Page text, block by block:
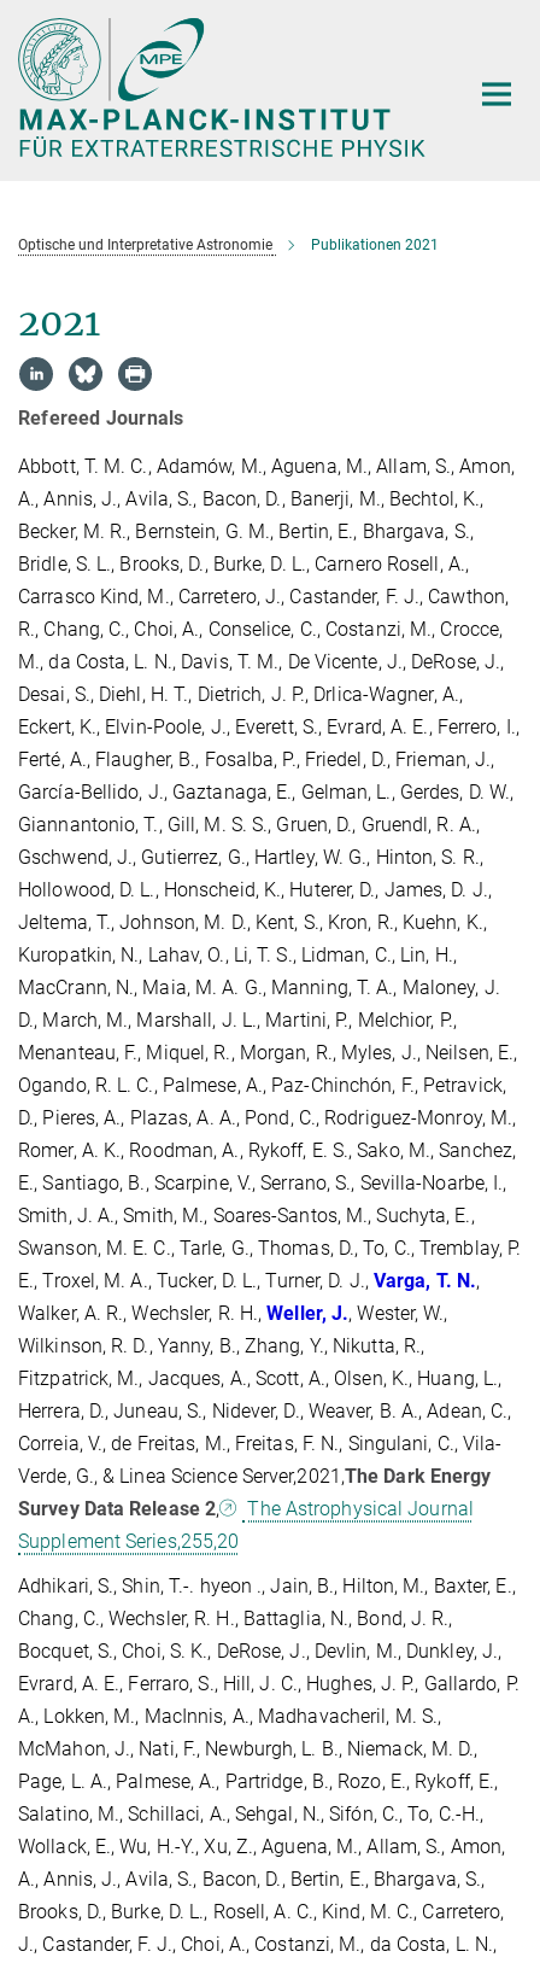
Hauptinhalt
Optische und Interpretative Astronomie Publikationen 2021
2021
Refereed Journals
Abbott, T. M. C., Adamów, M., Aguena, M., Allam, S., Amon,
A., Annis, J., Avila, S., Bacon, D., Banerji, M., Bechtol, K.,
Becker, M. R., Bernstein, G. M., Bertin, E., Bhargava, S.,
Bridle, S. L., Brooks, D., Burke, D. L., Carnero Rosell, A.,
Carrasco Kind, M., Carretero, J., Castander, F. J., Cawthon,
R., Chang, C., Choi, A., Conselice, C., Costanzi, M., Crocce,
M., da Costa, L. N., Davis, T. M., De Vicente, J., DeRose, J.,
Desai, S., Diehl, H. T., Dietrich, J. P., Drlica-Wagner, A.,
Eckert, K., Elvin-Poole, J., Everett, S., Evrard, A. E., Ferrero, I.,
Ferté, A., Flaugher, B., Fosalba, P., Friedel, D., Frieman, J.,
García-Bellido, J., Gaztanaga, E., Gelman, L., Gerdes, D. W.,
Giannantonio, T., Gill, M. S. S., Gruen, D., Gruendl, R. A.,
Gschwend, J., Gutierrez, G., Hartley, W. G., Hinton, S. R.,
Hollowood, D. L., Honscheid, K., Huterer, D., James, D. J.,
Jeltema, T., Johnson, M. D., Kent, S., Kron, R., Kuehn, K.,
Kuropatkin, N., Lahav, O., Li, T. S., Lidman, C., Lin, H.,
MacCrann, N., Maia, M. A. G., Manning, T. A., Maloney, J.
D., March, M., Marshall, J. L., Martini, P., Melchior, P.,
Menanteau, F., Miquel, R., Morgan, R., Myles, J., Neilsen, E.,
Ogando, R. L. C., Palmese, A., Paz-Chinchón, F., Petravick,
D., Pieres, A., Plazas, A. A., Pond, C., Rodriguez-Monroy, M.,
Romer, A. K., Roodman, A., Rykoff, E. S., Sako, M., Sanchez,
E., Santiago, B., Scarpine, V., Serrano, S., Sevilla-Noarbe, I.,
Smith, J. A., Smith, M., Soares-Santos, M., Suchyta, E.,
Swanson, M. E. C., Tarle, G., Thomas, D., To, C., Tremblay, P.
E., Troxel, M. A., Tucker, D. L., Turner, D. J., Varga, T. N.,
Walker, A. R., Wechsler, R. H.,Weller, J., Wester, W.,
Wilkinson, R. D., Yanny, B., Zhang, Y., Nikutta, R.,
Fitzpatrick, M., Jacques, A., Scott, A., Olsen, K., Huang, L.,
Herrera, D., Juneau, S., Nidever, D., Weaver, B. A., Adean, C.,
Correia, V., de Freitas, M., Freitas, F. N., Singulani, C., Vila-
Verde, G., & Linea Science Server,2021,The Dark Energy
Survey Data Release 2,
The Astrophysical Journal
Supplement Series,255,20
Adhikari, S., Shin, T.-. hyeon ., Jain, B., Hilton, M., Baxter, E.,
Chang, C., Wechsler, R. H., Battaglia, N., Bond, J. R.,
Bocquet, S., Choi, S. K., DeRose, J., Devlin, M., Dunkley, J.,
Evrard, A. E., Ferraro, S., Hill, J. C., Hughes, J. P., Gallardo, P.
A., Lokken, M., MacInnis, A., Madhavacheril, M. S.,
McMahon, J., Nati, F., Newburgh, L. B., Niemack, M. D.,
Page, L. A., Palmese, A., Partridge, B., Rozo, E., Rykoff, E.,
Salatino, M., Schillaci, A., Sehgal, N., Sifón, C., To, C.-H.,
Wollack, E., Wu, H.-Y., Xu, Z., Aguena, M., Allam, S., Amon,
A., Annis, J., Avila, S., Bacon, D., Bertin, E., Bhargava, S.,
Brooks, D., Burke, D. L., Rosell, A. C., Kind, M. C., Carretero,
J., Castander, F. J., Choi, A., Costanzi, M., da Costa, L. N.,